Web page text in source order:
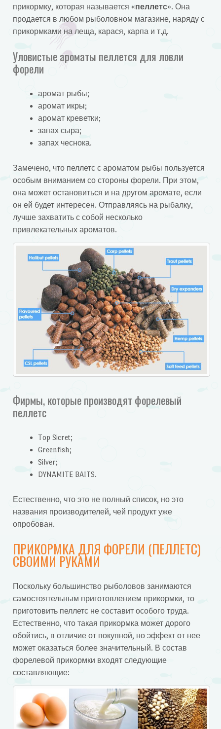
прикормку, которая называется «пеллетс». Она
продается в любом рыболовном магазине, наряду с
прикормками на леща, карася, карпа и т.д.
Уловистые ароматы пеллется для ловли
форели
аромат рыбы;
аромат икры;
аромат креветки;
запах сыра;
запах чеснока.
Замечено, что пеллетс с ароматом рыбы пользуется
особым вниманием со стороны форели. При этом,
она может остановиться и на другом аромате, если
он ей будет интересен. Отправляясь на рыбалку,
лучше захватить с собой несколько
привлекательных ароматов.
Фирмы, которые производят форелевый
пеллетс
Top Sicret;
Greenfish;
Silver;
DYNAMITE BAITS.
Естественно, что это не полный список, но это
названия производителей, чей продукт уже
опробован.
ПРИКОРМКА ДЛЯ ФОРЕЛИ (ПЕЛЛЕТС)
СВОИМИ РУКАМИ
Поскольку большинство рыболовов занимаются
самостоятельным приготовлением прикормки, то
приготовить пеллетс не составит особого труда.
Естественно, что такая прикормка может дорого
обойтись, в отличие от покупной, но эффект от нее
может оказаться более значительный. В состав
форелевой прикормки входят следующие
составляющие: